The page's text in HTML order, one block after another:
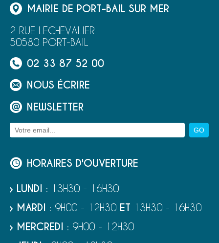
MAIRIE DE PORT-BAIL SUR MER
2 RUE LECHEVALIER
50580 PORT-BAIL
02 33 87 52 00
NOUS ÉCRIRE
NEWSLETTER
HORAIRES D'OUVERTURE
› LUNDI : 13H30 - 16H30
› MARDI : 9H00 - 12H30 ET 13H30 - 16H30
› MERCREDI : 9H00 - 12H30